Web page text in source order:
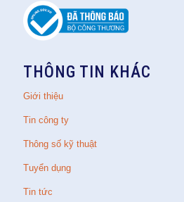
THÔNG TIN KHÁC
Giới thiệu
Tin công ty
Thông số kỹ thuật
Tuyển dụng
Tin tức